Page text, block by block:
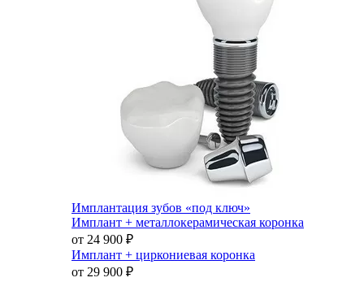
Имплантация зубов «под ключ»
Имплант + металлокерамическая коронка
от 24 900 ₽
Имплант + циркониевая коронка
от 29 900 ₽